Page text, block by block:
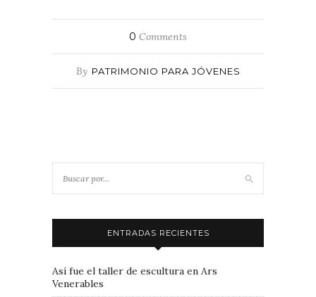
0 Comments
By PATRIMONIO PARA JÓVENES
ENTRADAS RECIENTES
Así fue el taller de escultura en Ars
Venerables